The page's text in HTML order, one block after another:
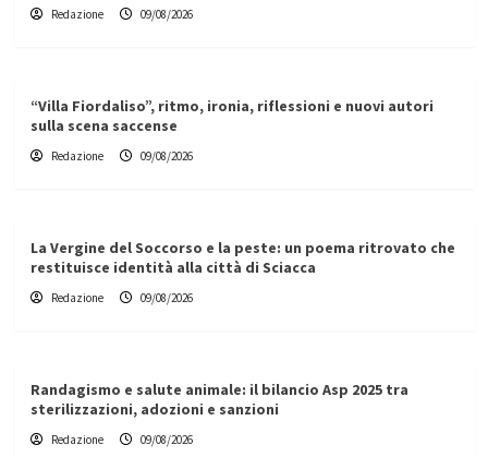
Redazione 09/08/2026
“Villa Fiordaliso”, ritmo, ironia, riflessioni e nuovi autori
sulla scena saccense
Redazione 09/08/2026
La Vergine del Soccorso e la peste: un poema ritrovato che
restituisce identità alla città di Sciacca
Redazione 09/08/2026
Randagismo e salute animale: il bilancio Asp 2025 tra
sterilizzazioni, adozioni e sanzioni
Redazione 09/08/2026